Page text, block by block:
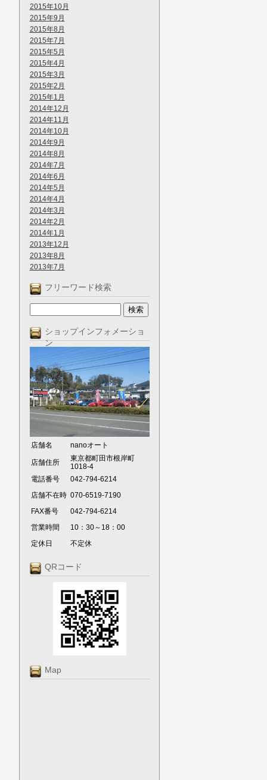
2015年10月
2015年9月
2015年8月
2015年7月
2015年5月
2015年4月
2015年3月
2015年2月
2015年1月
2014年12月
2014年11月
2014年10月
2014年9月
2014年8月
2014年7月
2014年6月
2014年5月
2014年4月
2014年3月
2014年2月
2014年1月
2013年12月
2013年8月
2013年7月
フリーワード検索
ショップインフォメーショ
ン
店舗名 nanoオート
店舗住所
東京都町田市根岸町
1018-4
電話番号
042-794-6214
店舗不在時 070-6519-7190
FAX番号
042-794-6214
営業時間
10：30～18：00
定休日
不定休
QRコード
Map